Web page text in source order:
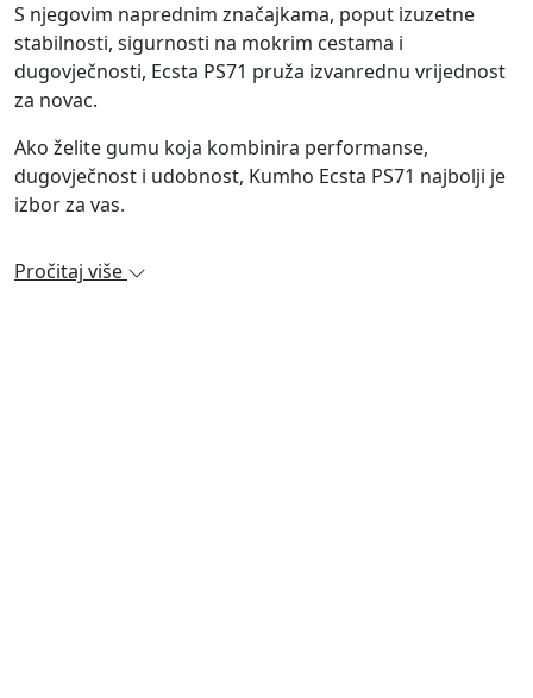
S njegovim naprednim značajkama, poput izuzetne
stabilnosti, sigurnosti na mokrim cestama i
dugovječnosti, Ecsta PS71 pruža izvanrednu vrijednost
za novac.
Ako želite gumu koja kombinira performanse,
dugovječnost i udobnost, Kumho Ecsta PS71 najbolji je
izbor za vas.
Pročitaj više